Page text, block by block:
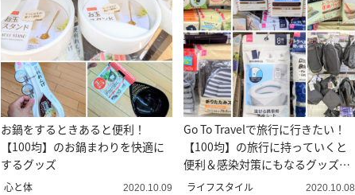
お鍋をするときあると便利！
【100均】のお鍋まわりを快適に
するグッズ
心と体 2020.10.09
Go To Travelで旅行に行きたい！
【100均】の旅行に持っていくと
便利＆感染対策にもなるグッズ6
選
ライフスタイル 2020.10.08